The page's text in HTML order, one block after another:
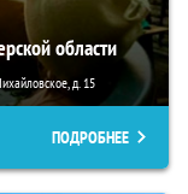
области
д. 15
ПОДРОБНЕЕ